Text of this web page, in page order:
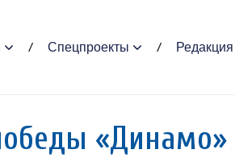
Спецпроекты Редакция
«Динамо»